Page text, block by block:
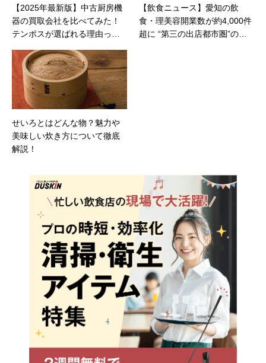
【2025年最新版】中古厨房機
器の買取会社を比べてみた！
テンポスが選ばれる理由っ
【飲食ニュース】愛知の飲
食・理美容開業数が約4,000件
超に “第三の出店都市圏”の現
せいろとはどんな物？魅力や
美味しい炊き方について徹底
解説！